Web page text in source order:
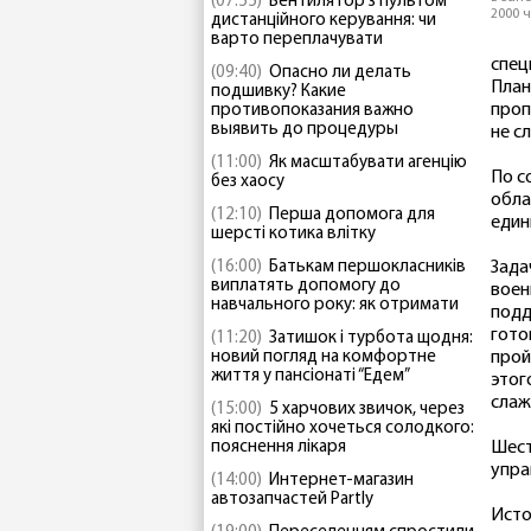
дистанційного керування: чи
варто переплачувати
(09:40) Опасно ли делать
подшивку? Какие
противопоказания важно
выявить до процедуры
(11:00) Як масштабувати агенцію
без хаосу
(12:10) Перша допомога для
шерсті котика влітку
(16:00) Батькам першокласників
виплатять допомогу до
навчального року: як отримати
(11:20) Затишок і турбота щодня:
новий погляд на комфортне
життя у пансіонаті “Едем”
(15:00) 5 харчових звичок, через
які постійно хочеться солодкого:
пояснення лікаря
(14:00) Интернет-магазин
автозапчастей Partly
2000
не
По